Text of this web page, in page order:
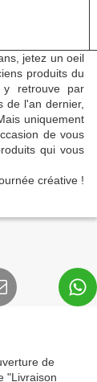
jetez un oeil
produits du
retrouve par
de l'an dernier,
uniquement
de vous
qui vous
créative !